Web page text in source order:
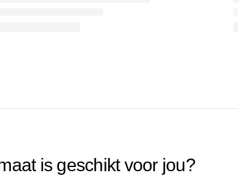
is geschikt voor jou?